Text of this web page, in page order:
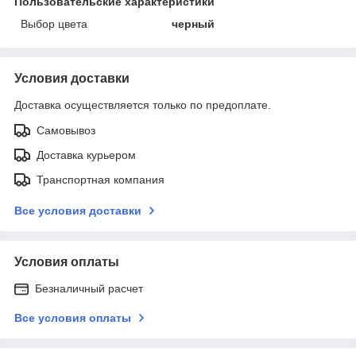
Выбор цвета
черный
Условия доставки
Доставка осуществляется только по предоплате.
Самовывоз
Доставка курьером
Транспортная компания
Все условия доставки
Условия оплаты
Безналичный расчет
Все условия оплаты